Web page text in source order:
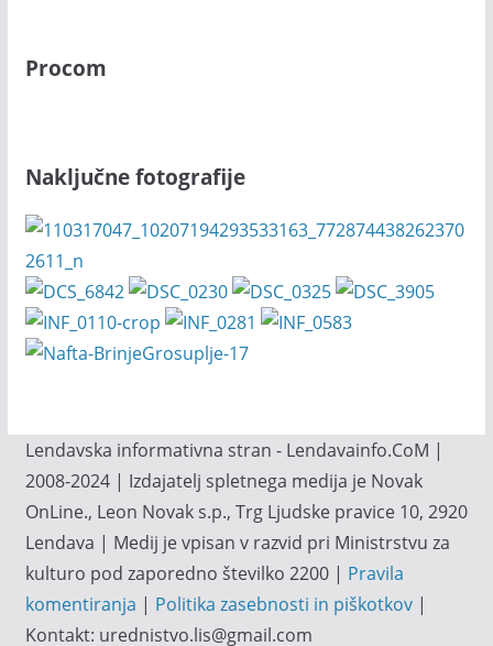
Procom
Naključne fotografije
Lendavska informativna stran - Lendavainfo.CoM |
2008-2024 | Izdajatelj spletnega medija je Novak
OnLine., Leon Novak s.p., Trg Ljudske pravice 10, 2920
Lendava | Medij je vpisan v razvid pri Ministrstvu za
kulturo pod zaporedno številko 2200 | Pravila
komentiranja | Politika zasebnosti in piškotkov|
Kontakt: urednistvo.lis@gmail.com